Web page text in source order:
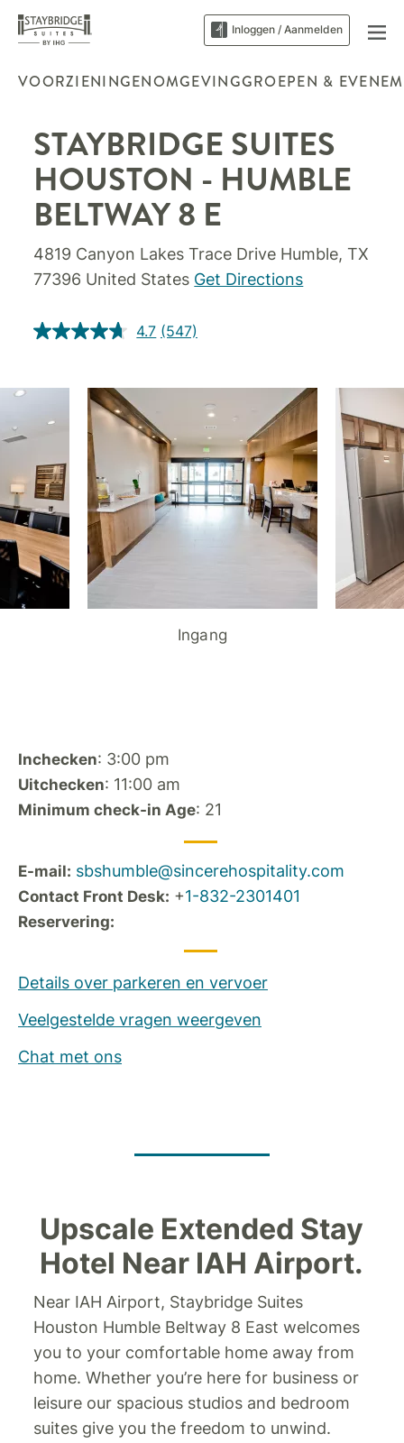
Inloggen / Aanmelden
VOORZIENINGENOMGEVINGGROEPEN &
STAYBRIDGE SUITES
HOUSTON - HUMBLE
BELTWAY 8 E
4819 Canyon Lakes Trace Drive Humble, TX
77396 United States Get Directions
4.7 (547)
Ingang
Inchecken: 3:00 pm
Uitchecken: 11:00 am
Minimum check-in Age: 21
E-mail: sbshumble@sincerehospitality.com
Contact Front Desk: +1-832-2301401
Reservering:
Details over parkeren en vervoer
Veelgestelde vragen weergeven
Chat met ons
Upscale Extended Stay
Hotel Near IAH Airport.
Near IAH Airport, Staybridge Suites
Houston Humble Beltway 8 East welcomes
you to your comfortable home away from
home. Whether you’re here for business or
leisure our spacious studios and bedroom
suites give you the freedom to unwind.